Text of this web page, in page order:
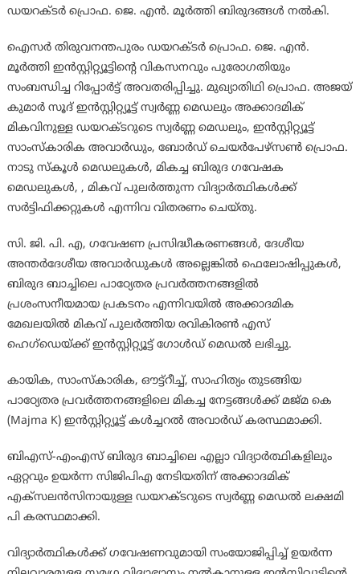
ഡയറക്ടർ പ്രൊഫ. ജെ. എൻ. മൂർത്തി ബിരുദങ്ങൾ നൽകി.
ഐസർ തിരുവനന്തപുരം ഡയറക്ടർ പ്രൊഫ. ജെ. എൻ.
മൂർത്തി ഇൻസ്റ്റിറ്റ്യൂട്ടിന്റെ വികസനവും പുരോഗതിയും
സംബന്ധിച്ച റിപ്പോർട്ട് അവതരിപ്പിച്ചു. മുഖ്യാതിഥി പ്രൊഫ. അജയ്
കുമാർ സൂദ് ഇൻസ്റ്റിറ്റ്യൂട്ട് സ്വർണ്ണ മെഡലും അക്കാദമിക്
മികവിനുള്ള ഡയറക്ടറുടെ സ്വർണ്ണ മെഡലും, ഇൻസ്റ്റിറ്റ്യൂട്ട്
സാംസ്കാരിക അവാർഡും, ബോർഡ് ചെയർപേഴ്സൺ പ്രൊഫ.
നാടു സ്കൂൾ മെഡലുകൾ, മികച്ച ബിരുദ ഗവേഷക
മെഡലുകൾ, , മികവ് പുലർത്തുന്ന വിദ്യാർത്ഥികൾക്ക്
സർട്ടിഫിക്കറ്റുകൾ എന്നിവ വിതരണം ചെയ്തു.
സി. ജി. പി. എ, ഗവേഷണ പ്രസിദ്ധീകരണങ്ങൾ, ദേശീയ
അന്തർദേശീയ അവാർഡുകൾ അല്ലെങ്കിൽ ഫെലോഷിപ്പുകൾ,
ബിരുദ ബാച്ചിലെ പാഠ്യേതര പ്രവർത്തനങ്ങളിൽ
പ്രശംസനീയമായ പ്രകടനം എന്നിവയിൽ അക്കാദമിക
മേഖലയിൽ മികവ് പുലർത്തിയ രവികിരൺ എസ്
ഹെഗ്ഡെയ്ക്ക് ഇൻസ്റ്റിറ്റ്യൂട്ട് ഗോൾഡ് മെഡൽ ലഭിച്ചു.
കായിക, സാംസ്കാരിക, ഔട്ട്റീച്ച്, സാഹിത്യം തുടങ്ങിയ
പാഠ്യേതര പ്രവർത്തനങ്ങളിലെ മികച്ച നേട്ടങ്ങൾക്ക് മജ്മ കെ
(Majma K) ഇൻസ്റ്റിറ്റ്യൂട്ട് കൾച്ചറൽ അവാർഡ് കരസ്ഥമാക്കി.
ബിഎസ്-എംഎസ് ബിരുദ ബാച്ചിലെ എല്ലാ വിദ്യാർത്ഥികളിലും
ഏറ്റവും ഉയർന്ന സിജിപിഎ നേടിയതിന് അക്കാദമിക്
എക്സലൻസിനായുള്ള ഡയറക്ടറുടെ സ്വർണ്ണ മെഡൽ ലക്ഷമി
പി കരസ്ഥമാക്കി.
വിദ്യാർത്ഥികൾക്ക് ഗവേഷണവുമായി സംയോജിപ്പിച്ച് ഉയർന്ന